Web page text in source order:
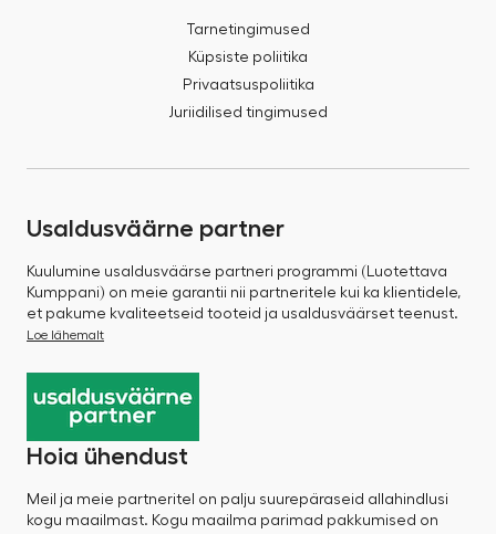
Tarnetingimused
Küpsiste poliitika
Privaatsuspoliitika
Juriidilised tingimused
Usaldusväärne partner
Kuulumine usaldusväärse partneri programmi (Luotettava
Kumppani) on meie garantii nii partneritele kui ka klientidele,
et pakume kvaliteetseid tooteid ja usaldusväärset teenust.
Loe lähemalt
Hoia ühendust
Meil ja meie partneritel on palju suurepäraseid allahindlusi
kogu maailmast. Kogu maailma parimad pakkumised on